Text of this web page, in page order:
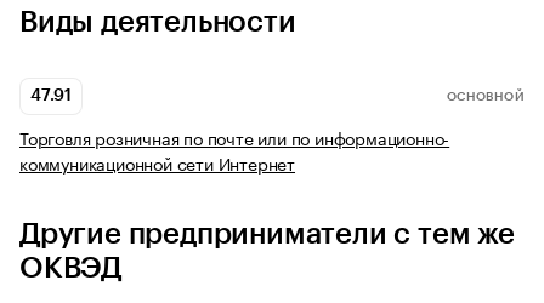
Виды деятельности
47.91 ОСНОВНОЙ
Торговля розничная по почте или по информационно-
коммуникационной сети Интернет
Другие предприниматели с тем же
ОКВЭД